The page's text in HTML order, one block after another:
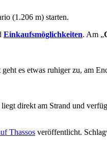
(1.206 m) starten.
Einkaufsmöglichkeiten. Am „
geht es etwas ruhiger zu, am
liegt direkt am Strand und
Thassos veröffentlicht.